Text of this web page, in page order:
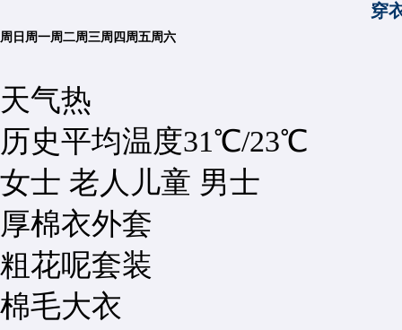
穿
周日 周一周二周三周四 周五周六
天气热
历史平均温度31℃/23℃
女士 老人 儿童 男士
厚棉衣外套
粗花呢套装
棉毛大衣